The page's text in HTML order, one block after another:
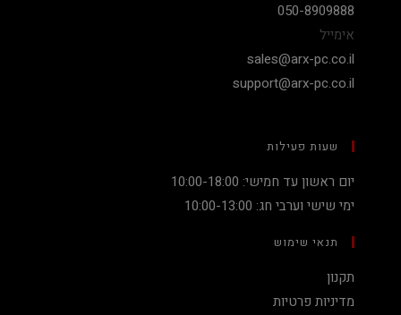
050-8909888
אימייל
sales@arx-pc.co.il
support@arx-pc.co.il
שעות פעילות
יום ראשון עד חמישי: 10:00-18:00
ימי שישי וערבי חג: 10:00-13:00
תנאי שימוש
תקנון
מדיניות פרטיות